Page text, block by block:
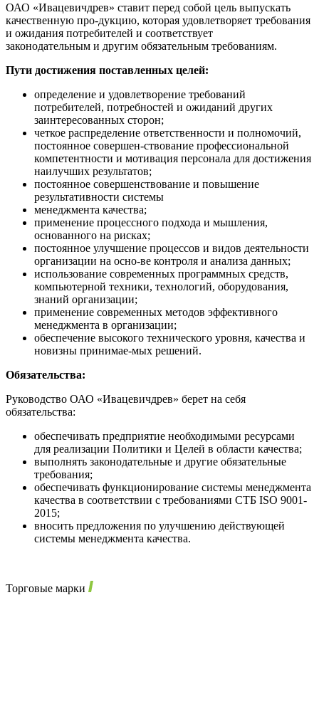
ОАО «Ивацевичдрев» ставит перед собой цель выпускать
качественную про-дукцию, которая удовлетворяет требования
и ожидания потребителей и соответствует
законодательным и другим обязательным требованиям.
Пути достижения поставленных целей:
определение и удовлетворение требований
потребителей, потребностей и ожиданий других
заинтересованных сторон;
четкое распределение ответственности и полномочий,
постоянное совершен-ствование профессиональной
компетентности и мотивация персонала для достижения
наилучших результатов;
постоянное совершенствование и повышение
результативности системы
менеджмента качества;
применение процессного подхода и мышления,
основанного на рисках;
постоянное улучшение процессов и видов деятельности
организации на осно-ве контроля и анализа данных;
использование современных программных средств,
компьютерной техники, технологий, оборудования,
знаний организации;
применение современных методов эффективного
менеджмента в организации;
обеспечение высокого технического уровня, качества и
новизны принимае-мых решений.
Обязательства:
Руководство ОАО «Ивацевичдрев» берет на себя
обязательства:
обеспечивать предприятие необходимыми ресурсами
для реализации Политики и Целей в области качества;
выполнять законодательные и другие обязательные
требования;
обеспечивать функционирование системы менеджмента
качества в соответствии с требованиями СТБ ISO 9001-
2015;
вносить предложения по улучшению действующей
системы менеджмента качества.
Торговые марки